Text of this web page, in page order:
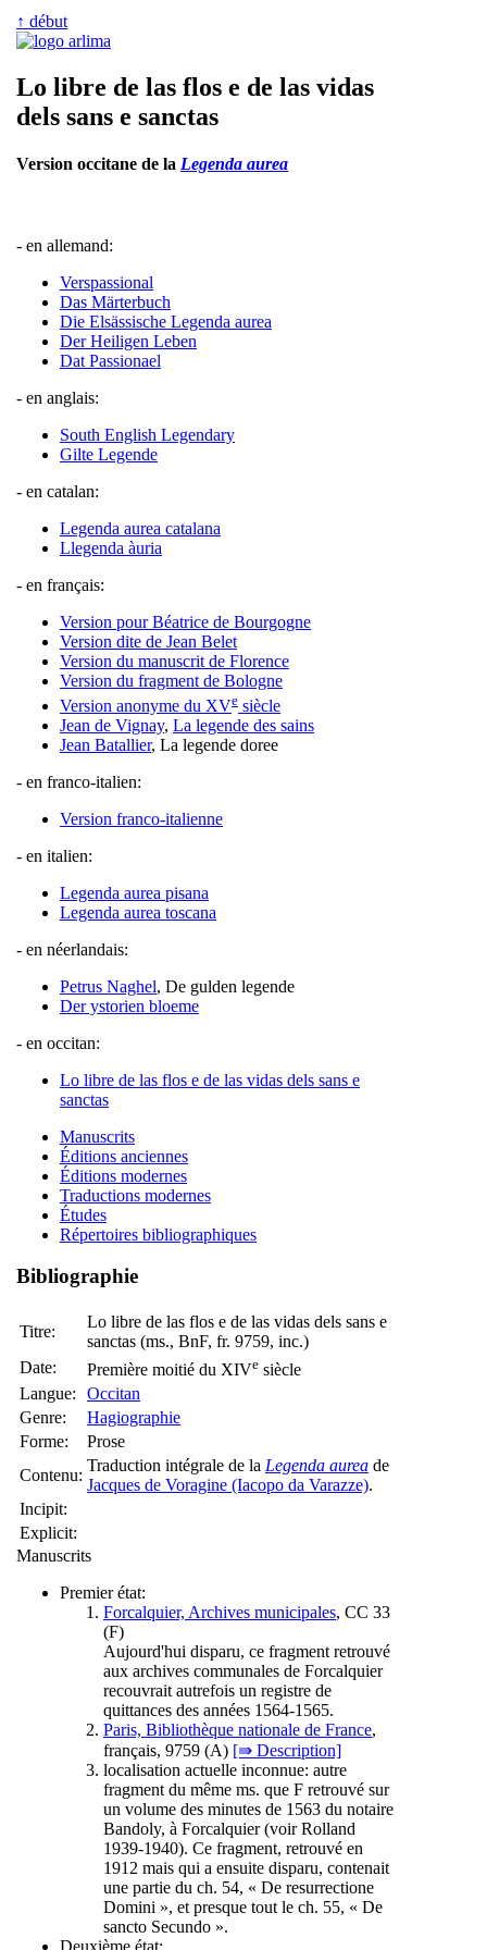
↑ début
Lo libre de las flos e de las vidas
dels sans e sanctas
Version occitane de la Legenda aurea
- en allemand:
Verspassional
Das Märterbuch
Die Elsässische Legenda aurea
Der Heiligen Leben
Dat Passionael
- en anglais:
South English Legendary
Gilte Legende
- en catalan:
Legenda aurea catalana
Llegenda àuria
- en français:
Version pour Béatrice de Bourgogne
Version dite de Jean Belet
Version du manuscrit de Florence
Version du fragment de Bologne
Version anonyme du XVe siècle
Jean de Vignay, La legende des sains
Jean Batallier, La legende doree
- en franco-italien:
Version franco-italienne
- en italien:
Legenda aurea pisana
Legenda aurea toscana
- en néerlandais:
Petrus Naghel, De gulden legende
Der ystorien bloeme
- en occitan:
Lo libre de las flos e de las vidas dels sans e
sanctas
Manuscrits
Éditions anciennes
Éditions modernes
Traductions modernes
Études
Répertoires bibliographiques
Bibliographie
Titre:
Lo libre de las flos e de las vidas dels sans e
sanctas (ms., BnF, fr. 9759, inc.)
Date:
Première moitié du XIVe siècle
Langue:
Occitan
Genre:
Hagiographie
Forme:
Prose
Contenu:
Traduction intégrale de la Legenda aurea de
Jacques de Voragine (Iacopo da Varazze).
Incipit:
Explicit:
Manuscrits
Premier état:
Forcalquier, Archives municipales, CC 33
(F)
Aujourd'hui disparu, ce fragment retrouvé
aux archives communales de Forcalquier
recouvrait autrefois un registre de
quittances des années 1564-1565.
Paris, Bibliothèque nationale de France,
français, 9759 (A) [⇛ Description]
localisation actuelle inconnue: autre
fragment du même ms. que F retrouvé sur
un volume des minutes de 1563 du notaire
Bandoly, à Forcalquier (voir Rolland
1939-1940). Ce fragment, retrouvé en
1912 mais qui a ensuite disparu, contenait
une partie du ch. 54, « De resurrectione
Domini », et presque tout le ch. 55, « De
sancto Secundo ».